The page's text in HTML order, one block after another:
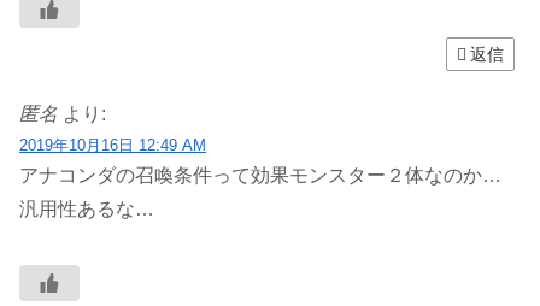
返信
匿名 より:
2019年10月16日 12:49 AM
アナコンダの召喚条件って効果モンスター２体なのか…
汎用性あるな…